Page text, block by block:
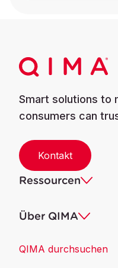
Smart solutions to
consumers can
Kontakt
Ressourcen
Über QIMA
QIMA durchsuchen